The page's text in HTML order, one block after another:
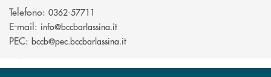
Telefono: 0362-57711
E-mail: info@bccbarlassina.it(si apre l’app di posta elettronica)
PEC: bccb@pec.bccbarlassina.it(si apre l’app di posta elettronica)